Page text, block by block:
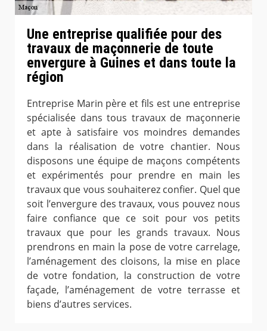
Une entreprise qualifiée pour des
travaux de maçonnerie de toute
envergure à Guines et dans toute la
région
Entreprise Marin père et fils est une entreprise
spécialisée dans tous travaux de maçonnerie
et apte à satisfaire vos moindres demandes
dans la réalisation de votre chantier. Nous
disposons une équipe de maçons compétents
et expérimentés pour prendre en main les
travaux que vous souhaiterez confier. Quel que
soit l’envergure des travaux, vous pouvez nous
faire confiance que ce soit pour vos petits
travaux que pour les grands travaux. Nous
prendrons en main la pose de votre carrelage,
l’aménagement des cloisons, la mise en place
de votre fondation, la construction de votre
façade, l’aménagement de votre terrasse et
biens d’autres services.